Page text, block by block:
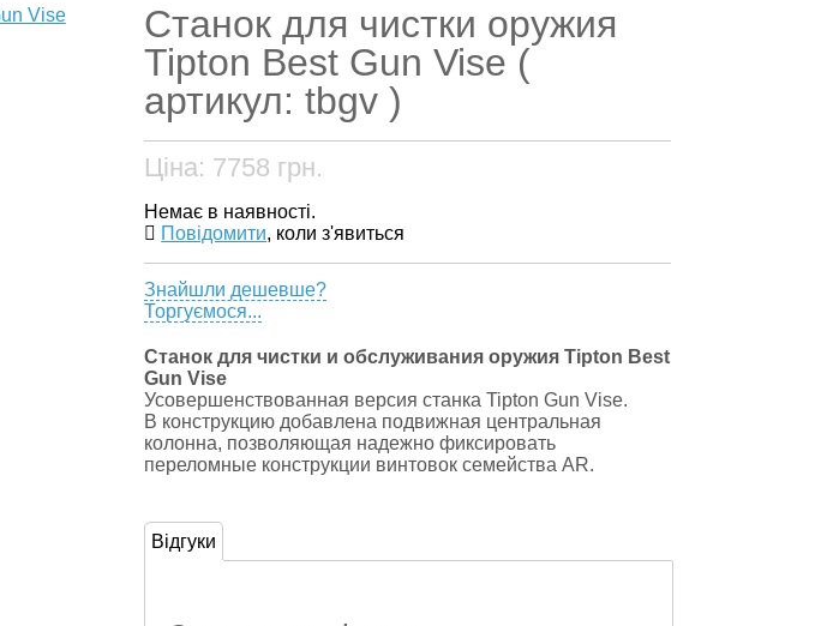
Станок для чистки оружия
Tipton Best Gun Vise (
артикул: tbgv )
Ціна: 7758 грн.
Немає в наявності.
Повідомити, коли з'явиться
Знайшли дешевше?
Торгуємося...
Станок для чистки и обслуживания оружия Tipton Best
Gun Vise
Усовершенствованная версия станка Tipton Gun Vise.
В конструкцию добавлена подвижная центральная
колонна, позволяющая надежно фиксировать
переломные конструкции винтовок семейства AR.
Відгуки